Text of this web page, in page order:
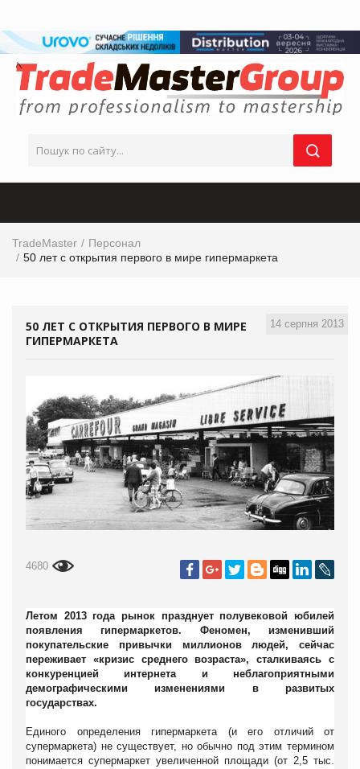
TradeMaster
Персонал
50 лет с открытия первого в мире гипермаркета
14 серпня 2013
50 ЛЕТ С ОТКРЫТИЯ ПЕРВОГО В МИРЕ
ГИПЕРМАРКЕТА
4680
Летом 2013 года рынок празднует полувековой юбилей
появления гипермаркетов. Феномен, изменивший
покупательские привычки миллионов людей, сейчас
переживает «кризис среднего возраста», сталкиваясь с
конкуренцией интернета и неблагоприятными
демографическими изменениями в развитых
государствах.
Единого определения гипермаркета (и его отличий от
супермаркета) не существует, но обычно под этим термином
понимается супермаркет увеличенной площади (от 2,5 тыс.